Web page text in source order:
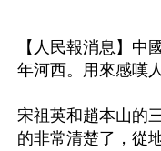
【人民報消息】中
年河西。用來感嘆
宋祖英和趙本山的
的非常清楚了，從